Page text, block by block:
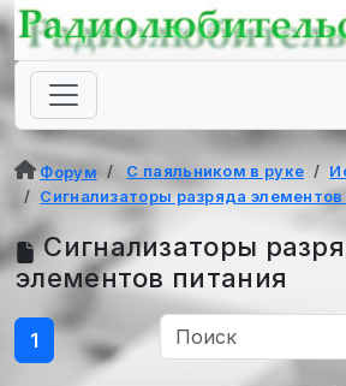
Форум С паяльником в руке
Сигнализаторы разряда элементов
Сигнализаторы
элементов питания
1